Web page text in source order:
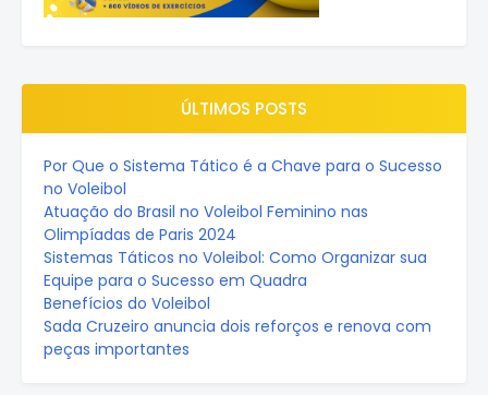
ÚLTIMOS POSTS
Por Que o Sistema Tático é a Chave para o Sucesso
no Voleibol
Atuação do Brasil no Voleibol Feminino nas
Olimpíadas de Paris 2024
Sistemas Táticos no Voleibol: Como Organizar sua
Equipe para o Sucesso em Quadra
Benefícios do Voleibol
Sada Cruzeiro anuncia dois reforços e renova com
peças importantes